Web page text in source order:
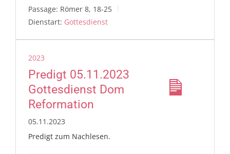
Passage: Römer 8, 18-25
Dienstart: Gottesdienst
2023
Predigt 05.11.2023
Gottesdienst Dom
Reformation
05.11.2023
Predigt zum Nachlesen.